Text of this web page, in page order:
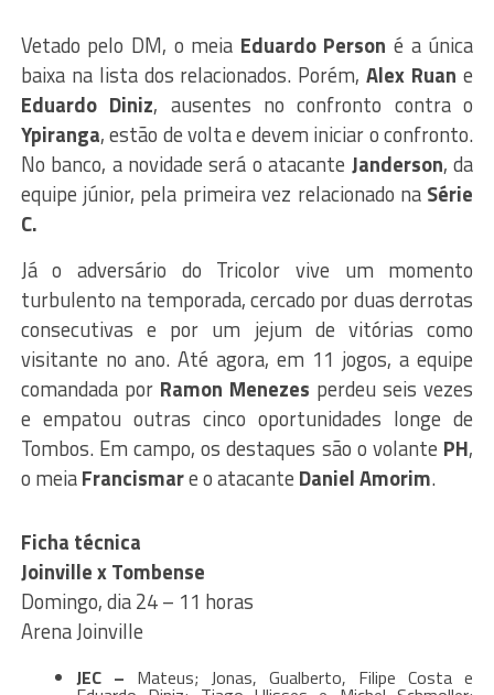
Vetado pelo DM, o meia Eduardo Person é a única
baixa na lista dos relacionados. Porém,Alex Ruan e
Eduardo Diniz, ausentes no confronto contra o
Ypiranga, estão de volta e devem iniciar o confronto.
No banco, a novidade será o atacante Janderson, da
equipe júnior, pela primeira vez relacionado na Série
C.
Já o adversário do Tricolor vive um momento
turbulento na temporada, cercado por duas derrotas
consecutivas e por um jejum de vitórias como
visitante no ano. Até agora, em 11 jogos, a equipe
comandada por Ramon Menezes perdeu seis vezes
e empatou outras cinco oportunidades longe de
Tombos. Em campo, os destaques são o volante PH,
o meiaFrancismare o atacante DanielAmorim.
Ficha técnica
Joinville x Tombense
Domingo, dia 24 – 11 horas
Arena Joinville
JEC – Mateus; Jonas, Gualberto, Filipe Costa e